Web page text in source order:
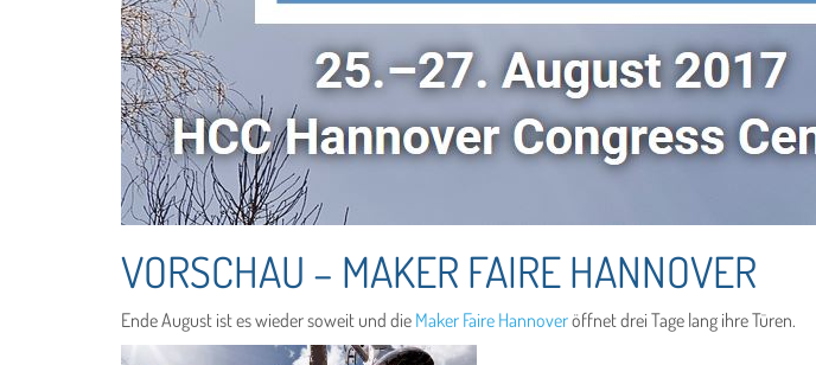
VORSCHAU – MAKER FAIRE HANNOVER
Ende August ist es wieder soweit und die Maker Faire Hannoveröffnet drei Tage lang ihre Türen.